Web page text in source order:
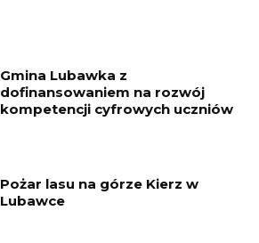
Gmina Lubawka z
dofinansowaniem na rozwój
kompetencji cyfrowych uczniów
Pożar lasu na górze Kierz w
Lubawce